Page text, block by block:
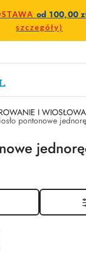
głównej
konto
głównego
od 100,00
szczegóły)
I
pontonowe